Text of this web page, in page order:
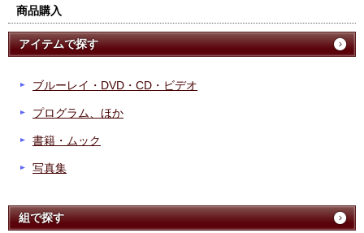
商品購入
アイテムで探す
ブルーレイ・DVD・CD・ビデオ
プログラム、ほか
書籍・ムック
写真集
組で探す